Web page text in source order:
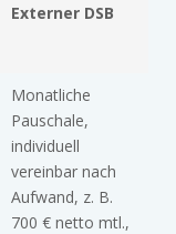
Externer DSB
Monatliche
Pauschale,
individuell
vereinbar nach
Aufwand, z. B.
700 € netto mtl.,